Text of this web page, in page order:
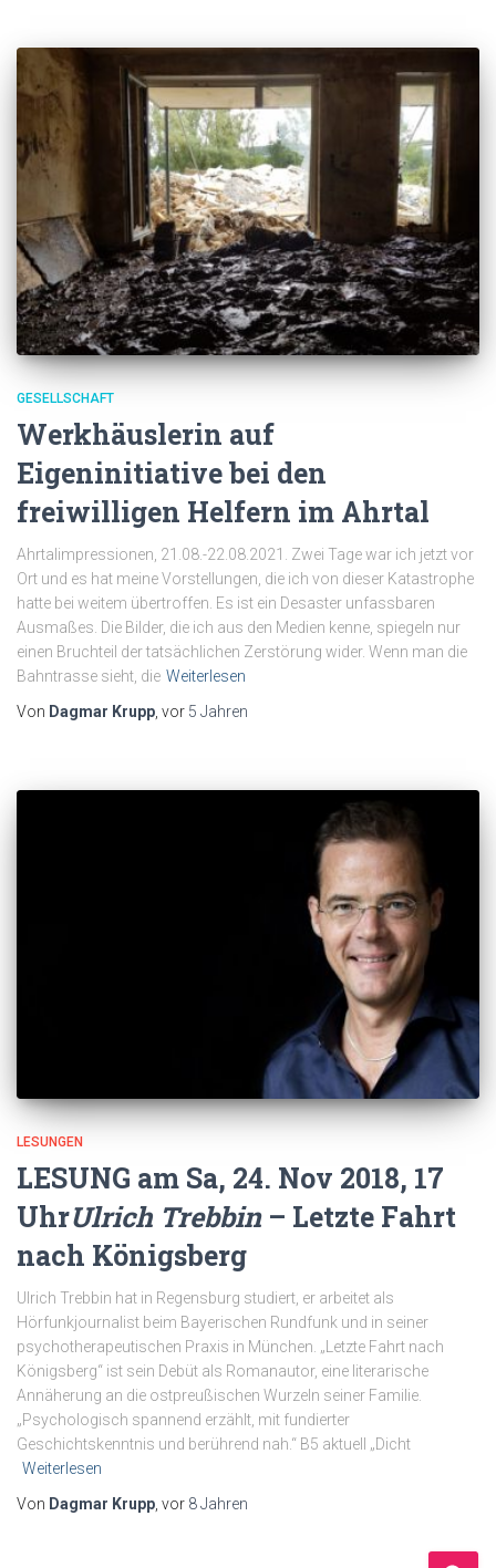
GESELLSCHAFT
Werkhäuslerin auf
Eigeninitiative bei den
freiwilligen Helfern im Ahrtal
Ahrtalimpressionen, 21.08.-22.08.2021. Zwei Tage war ich jetzt vor
Ort und es hat meine Vorstellungen, die ich von dieser Katastrophe
hatte bei weitem übertroffen. Es ist ein Desaster unfassbaren
Ausmaßes. Die Bilder, die ich aus den Medien kenne, spiegeln nur
einen Bruchteil der tatsächlichen Zerstörung wider. Wenn man die
Bahntrasse sieht, die Weiterlesen
Von Dagmar Krupp, vor 5 Jahren
LESUNGEN
LESUNG am Sa, 24. Nov 2018, 17
UhrUlrich Trebbin– Letzte Fahrt
nach Königsberg
Ulrich Trebbin hat in Regensburg studiert, er arbeitet als
Hörfunkjournalist beim Bayerischen Rundfunk und in seiner
psychotherapeutischen Praxis in München. „Letzte Fahrt nach
Königsberg“ ist sein Debüt als Romanautor, eine literarische
Annäherung an die ostpreußischen Wurzeln seiner Familie.
„Psychologisch spannend erzählt, mit fundierter
Geschichtskenntnis und berührend nah.“ B5 aktuell „Dicht
Weiterlesen
Von Dagmar Krupp , vor 8 Jahren